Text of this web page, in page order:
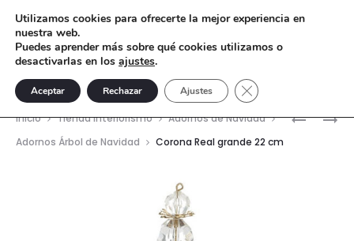
CISNE
Inicio Tienda interiorismo
Adornos de Navidad
Adornos Árbol de Navidad
Corona Real grande 22 cm
Utilizamos cookies para ofrecerte la mejor experiencia en
nuestra web.
Puedes aprender más sobre qué cookies utilizamos o
desactivarlas en los ajustes.
Aceptar Rechazar Ajustes Cerrar el banner de